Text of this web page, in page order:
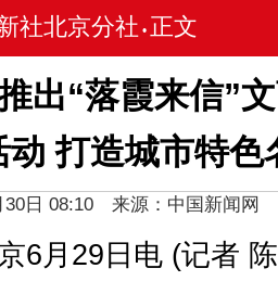
社北京分社 • 正文
出“落霞来信”
打造城市特色
30日 08:10 来源：中国新闻网
月29日电 (记者